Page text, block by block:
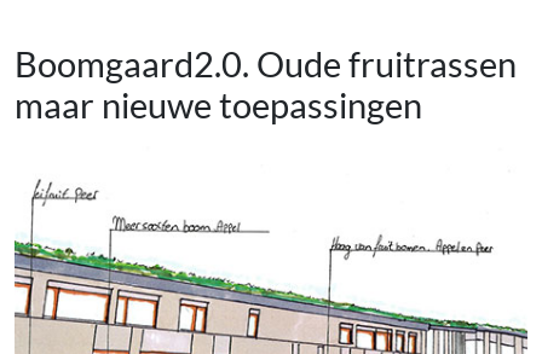
Boomgaard2.0. Oude fruitrassen
maar nieuwe toepassingen